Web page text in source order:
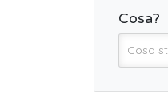
Cosa?